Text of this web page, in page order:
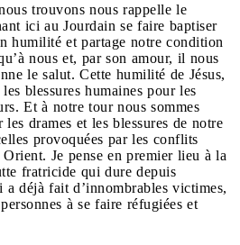
trouvons nous rappelle le
ici au Jourdain se faire baptiser
humilité et partage notre condition
nous et, par son amour, il nous
le salut. Cette humilité de Jésus,
blessures humaines pour les
Et à notre tour nous sommes
drames et les blessures de notre
provoquées par les conflits
Je pense en premier lieu à la
fratricide qui dure depuis
a déjà fait d’innombrables victimes,
à se faire réfugiées et